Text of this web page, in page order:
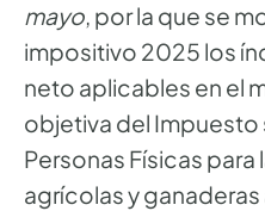
mayo, por la que se
impositivo 2025 los
neto aplicables en el
objetiva del Impuesto
Personas Físicas
agrícolas y